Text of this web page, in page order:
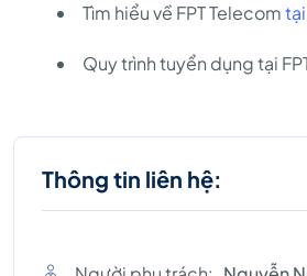
Tìm hiểu về FPT Telecom
Quy trình tuyển dụng tại
Thông tin liên hệ: